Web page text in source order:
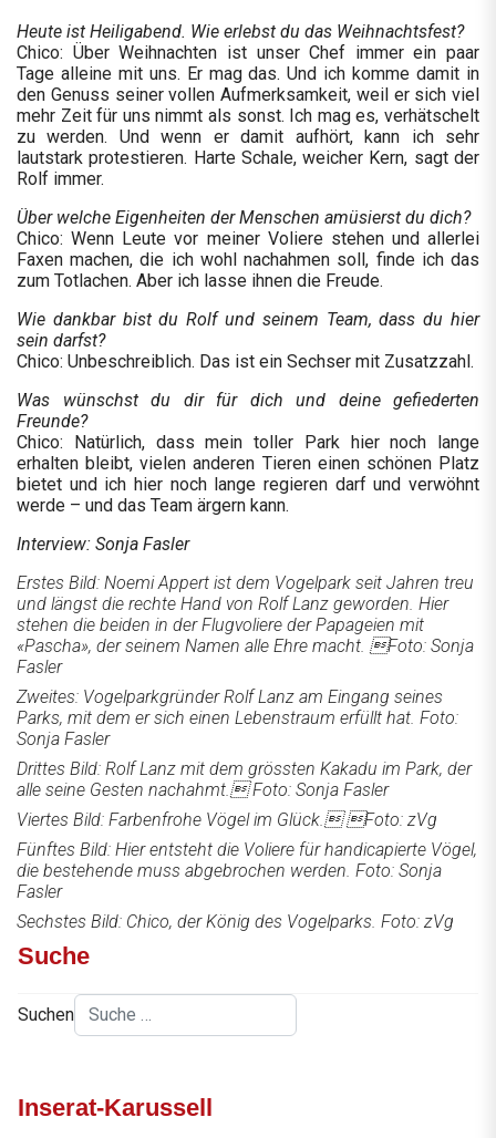
Heute ist Heiligabend. Wie erlebst du das Weihnachtsfest?
Chico: Über Weihnachten ist unser Chef immer ein paar
Tage alleine mit uns. Er mag das. Und ich komme damit in
den Genuss seiner vollen Aufmerksamkeit, weil er sich viel
mehr Zeit für uns nimmt als sonst. Ich mag es, verhätschelt
zu werden. Und wenn er damit aufhört, kann ich sehr
lautstark protestieren. Harte Schale, weicher Kern, sagt der
Rolf immer.
Über welche Eigenheiten der Menschen amüsierst du dich?
Chico: Wenn Leute vor meiner Voliere stehen und allerlei
Faxen machen, die ich wohl nachahmen soll, finde ich das
zum Totlachen. Aber ich lasse ihnen die Freude.
Wie dankbar bist du Rolf und seinem Team, dass du hier
sein darfst?
Chico: Unbeschreiblich. Das ist ein Sechser mit Zusatzzahl.
Was wünschst du dir für dich und deine gefiederten
Freunde?
Chico: Natürlich, dass mein toller Park hier noch lange
erhalten bleibt, vielen anderen Tieren einen schönen Platz
bietet und ich hier noch lange regieren darf und verwöhnt
werde – und das Team ärgern kann.
Interview: Sonja Fasler
Erstes Bild: Noemi Appert ist dem Vogelpark seit Jahren treu
und längst die rechte Hand von Rolf Lanz geworden. Hier
stehen die beiden in der Flugvoliere der Papageien mit
«Pascha», der seinem Namen alle Ehre macht. Foto: Sonja
Fasler
Zweites: Vogelparkgründer Rolf Lanz am Eingang seines
Parks, mit dem er sich einen Lebenstraum erfüllt hat. Foto:
Sonja Fasler
Drittes Bild: Rolf Lanz mit dem grössten Kakadu im Park, der
alle seine Gesten nachahmt. Foto: Sonja Fasler
Viertes Bild: Farbenfrohe Vögel im Glück. Foto: zVg
Fünftes Bild: Hier entsteht die Voliere für handicapierte Vögel,
die bestehende muss abgebrochen werden. Foto: Sonja
Fasler
Sechstes Bild: Chico, der König des Vogelparks. Foto: zVg
Suche
Suchen
Inserat-Karussell